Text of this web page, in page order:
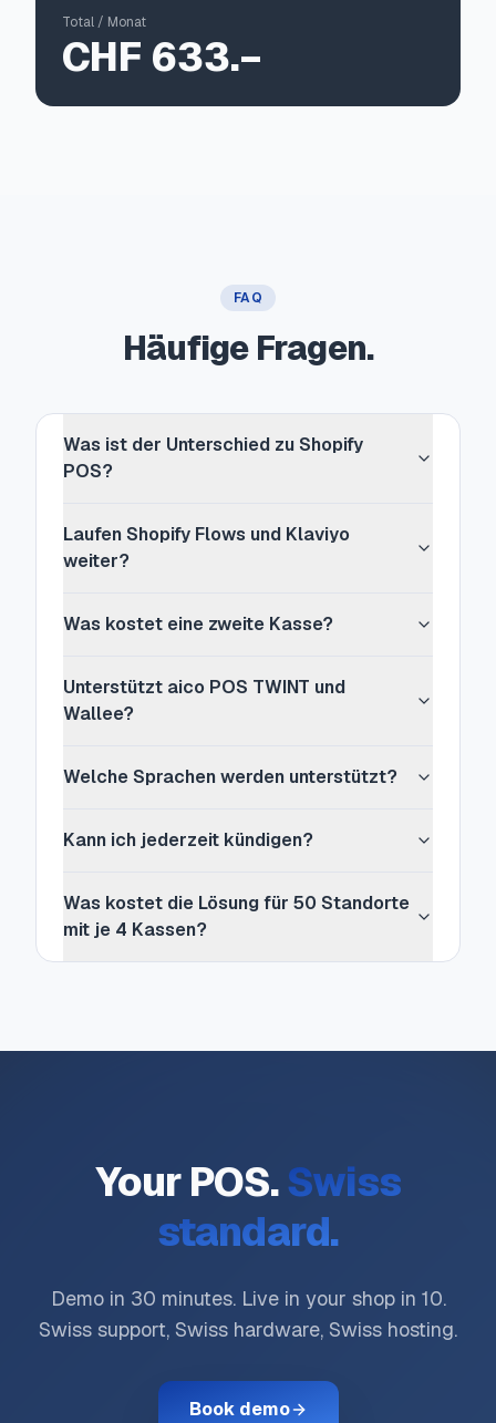
Total / Monat
CHF 633.−
FAQ
Häufige Fragen.
Was ist der Unterschied zu Shopify
POS?
Laufen Shopify Flows und Klaviyo
weiter?
Was kostet eine zweite Kasse?
Unterstützt aico POS TWINT und
Wallee?
Welche Sprachen werden unterstützt?
Kann ich jederzeit kündigen?
Was kostet die Lösung für 50 Standorte
mit je 4 Kassen?
Your POS.Swiss
standard.
Demo in 30 minutes. Live in your shop in 10.
Swiss support, Swiss hardware, Swiss hosting.
Book demo